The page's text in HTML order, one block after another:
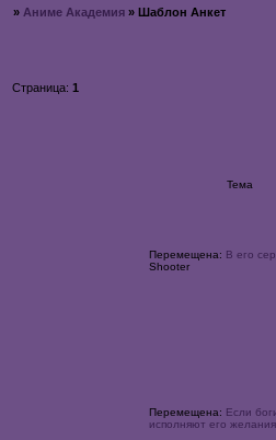
» Аниме Академия »Шаблон Анкет
Страница:1
Тема
Перемещена: В его
Shooter
Перемещена: Если
исполняют его